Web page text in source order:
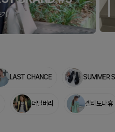
RANKING
템
LAST CHANCE SUMMER
더틸버리 켈리도나휴